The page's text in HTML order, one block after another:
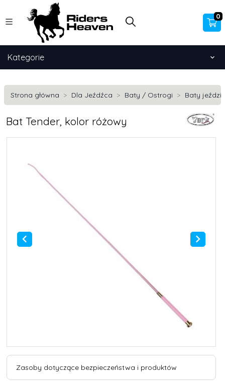
0
Kategorie
Strona główna Dla Jeźdźca Baty / Ostrogi Baty
Bat Tender, kolor różowy
Zasoby dotyczące bezpieczeństwa i produktów